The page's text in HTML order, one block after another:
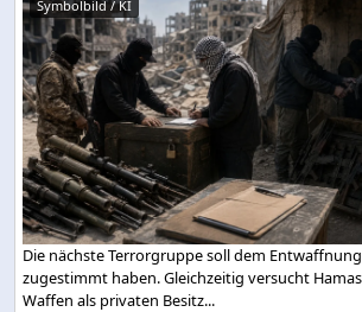
Symbolbild / KI
Die nächste Terrorgruppe soll dem
zugestimmt haben. Gleichzeitig versucht
Waffen als privaten Besitz...